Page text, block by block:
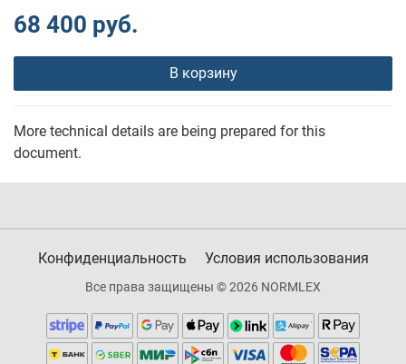
68 400 руб.
В корзину
More technical details are being prepared for this
document.
Конфиденциальность Условия использования
Все права защищены © 2026 NORMLEX